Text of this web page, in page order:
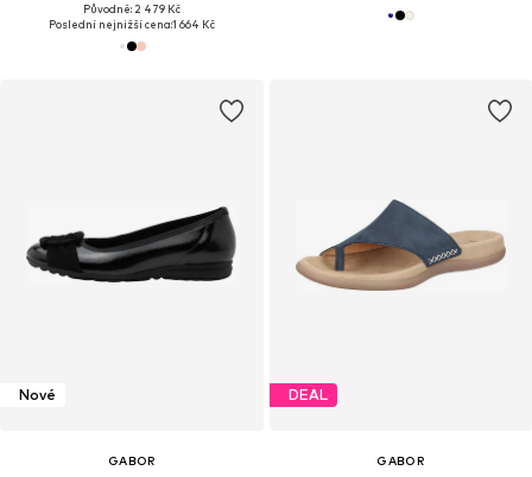
Původně: 2 479 Kč
Poslední nejnižší cena:1 664 Kč
Nové
GABOR
DEAL
GABOR